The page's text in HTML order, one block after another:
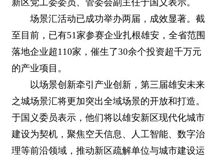
新区党工委委员、管委会副主任于国义表示。
场景汇活动已成功举办两届，成效显著。截
至目前，已有51家参赛企业扎根雄安，全省范围
落地企业超110家，催生了30余个投资超千万元
的产业项目。
以场景创新牵引产业创新，第三届雄安未来
之城场景汇将更加突出全域场景的开放和打造。
于国义委员表示，他们将以雄安新区现代化城市
建设为契机，聚焦空天信息、人工智能、数字治
理等前沿领域，推动新区疏解单位与城市建设运